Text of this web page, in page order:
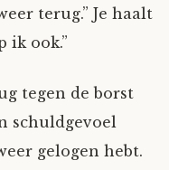
terug.” Je haalt
ik ook.”
tegen de borst
schuldgevoel
gelogen hebt.